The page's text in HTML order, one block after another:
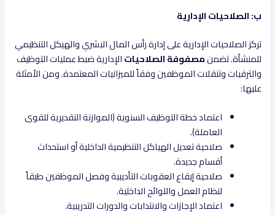
ب: الصلاحيات الإدارية
تركز الصلاحيات الإدارية على إدارة رأس المال البشري والهيكل التنظيمي
للمنشأة. تضمنمصفوفة الصلاحياتالإدارية ضبط عمليات التوظيف
والترقيات وتنقلات الموظفين وفقاً للميزانيات المعتمدة. ومن الأمثلة
عليها:
اعتماد خطة التوظيف السنوية (الموازنة التقديرية للقوى
العاملة).
صلاحية تعديل الهياكل التنظيمية الداخلية أو استحداث
أقسام جديدة.
صلاحية إيقاع العقوبات التأديبية وفصل الموظفين طبقاً
لنظام العمل واللوائح الداخلية.
اعتماد الإجازات والانتدابات والدورات التدريبية.